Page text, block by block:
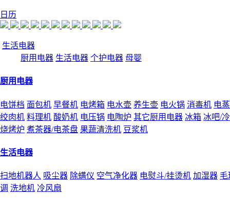
日历
生活电器
厨用电器 生活电器 个护电器 母婴
厨用电器
电饼档 面包机 早餐机 电烤箱 电水壶 养生壶 电火锅 消毒机 电
绞肉机 料理机 酸奶机 电压锅 电陶炉 其它厨用电器 冰箱 冰吧/
烧烤炉 煮茶器/电茶盘 果蔬清洗机 豆浆机
生活电器
扫地机器人 吸尘器 除螨仪 空气净化器 电熨斗/挂烫机 加湿器 毛
调 洗地机 冷风扇